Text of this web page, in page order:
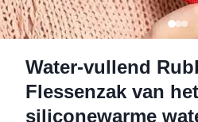
Water-vullend
Flessenzak van het
siliconewarme